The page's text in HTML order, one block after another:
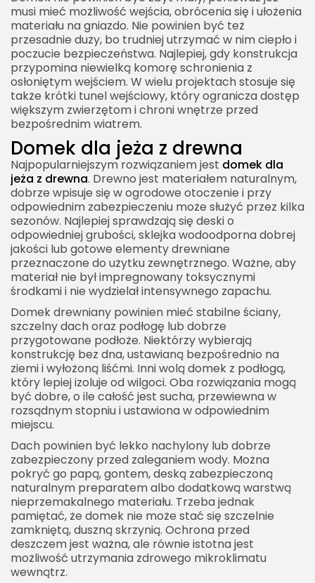
musi mieć możliwość wejścia, obrócenia się i ułożenia
materiału na gniazdo. Nie powinien być też
przesadnie duży, bo trudniej utrzymać w nim ciepło i
poczucie bezpieczeństwa. Najlepiej, gdy konstrukcja
przypomina niewielką komorę schronienia z
osłoniętym wejściem. W wielu projektach stosuje się
także krótki tunel wejściowy, który ogranicza dostęp
większym zwierzętom i chroni wnętrze przed
bezpośrednim wiatrem.
Domek dla jeża z drewna
Najpopularniejszym rozwiązaniem jest domek dla
jeża z drewna. Drewno jest materiałem naturalnym,
dobrze wpisuje się w ogrodowe otoczenie i przy
odpowiednim zabezpieczeniu może służyć przez kilka
sezonów. Najlepiej sprawdzają się deski o
odpowiedniej grubości, sklejka wodoodporna dobrej
jakości lub gotowe elementy drewniane
przeznaczone do użytku zewnętrznego. Ważne, aby
materiał nie był impregnowany toksycznymi
środkami i nie wydzielał intensywnego zapachu.
Domek drewniany powinien mieć stabilne ściany,
szczelny dach oraz podłogę lub dobrze
przygotowane podłoże. Niektórzy wybierają
konstrukcję bez dna, ustawianą bezpośrednio na
ziemi i wyłożoną liśćmi. Inni wolą domek z podłogą,
który lepiej izoluje od wilgoci. Oba rozwiązania mogą
być dobre, o ile całość jest sucha, przewiewna w
rozsądnym stopniu i ustawiona w odpowiednim
miejscu.
Dach powinien być lekko nachylony lub dobrze
zabezpieczony przed zaleganiem wody. Można
pokryć go papą, gontem, deską zabezpieczoną
naturalnym preparatem albo dodatkową warstwą
nieprzemakalnego materiału. Trzeba jednak
pamiętać, że domek nie może stać się szczelnie
zamkniętą, duszną skrzynią. Ochrona przed
deszczem jest ważna, ale równie istotna jest
możliwość utrzymania zdrowego mikroklimatu
wewnątrz.